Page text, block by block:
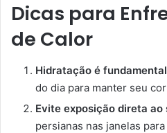
Dicas para
de Calor
Hidratação é fundamental
do dia para manter seu
Evite exposição direta ao
persianas nas janelas